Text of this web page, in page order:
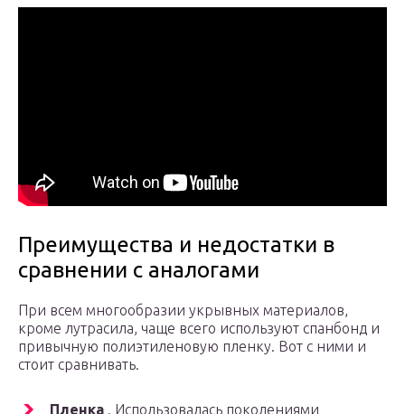
Преимущества и недостатки в
сравнении с аналогами
При всем многообразии укрывных материалов,
кроме лутрасила, чаще всего используют спанбонд и
привычную полиэтиленовую пленку. Вот с ними и
стоит сравнивать.
Пленка . Использовалась поколениями